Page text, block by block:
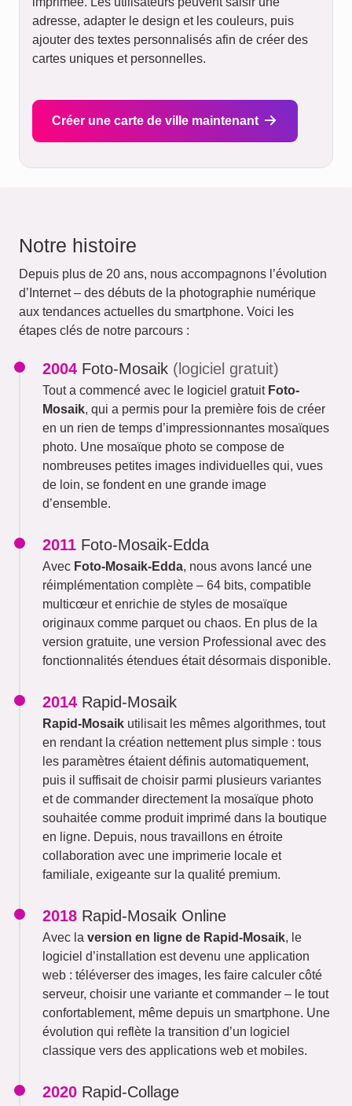
adresse, adapter le design et les couleurs, puis
ajouter des textes personnalisés afin de créer des
cartes uniques et personnelles.
Créer une carte de ville maintenant
Notre histoire
Depuis plus de 20 ans, nous accompagnons l’évolution
d’Internet – des débuts de la photographie numérique
aux tendances actuelles du smartphone. Voici les
étapes clés de notre parcours :
2004 Foto-Mosaik (logiciel gratuit)
Tout a commencé avec le logiciel gratuit Foto-
Mosaik, qui a permis pour la première fois de créer
en un rien de temps d’impressionnantes mosaïques
photo. Une mosaïque photo se compose de
nombreuses petites images individuelles qui, vues
de loin, se fondent en une grande image
d’ensemble.
2011 Foto-Mosaik-Edda
Avec Foto-Mosaik-Edda, nous avons lancé une
réimplémentation complète – 64 bits, compatible
multicœur et enrichie de styles de mosaïque
originaux comme parquet ou chaos. En plus de la
version gratuite, une version Professional avec des
fonctionnalités étendues était désormais disponible.
2014 Rapid-Mosaik
Rapid-Mosaik utilisait les mêmes algorithmes, tout
en rendant la création nettement plus simple : tous
les paramètres étaient définis automatiquement,
puis il suffisait de choisir parmi plusieurs variantes
et de commander directement la mosaïque photo
souhaitée comme produit imprimé dans la boutique
en ligne. Depuis, nous travaillons en étroite
collaboration avec une imprimerie locale et
familiale, exigeante sur la qualité premium.
2018 Rapid-Mosaik Online
Avec la version en ligne de Rapid-Mosaik, le
logiciel d’installation est devenu une application
web : téléverser des images, les faire calculer côté
serveur, choisir une variante et commander – le tout
confortablement, même depuis un smartphone. Une
évolution qui reflète la transition d’un logiciel
classique vers des applications web et mobiles.
2020 Rapid-Collage